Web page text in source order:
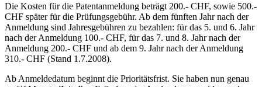
Die Kosten für die Patentanmeldung beträgt 200.- CHF, sowie 500.-
CHF später für die Prüfungsgebühr. Ab dem fünften Jahr nach der
Anmeldung sind Jahresgebühren zu bezahlen: für das 5. und 6. Jahr
nach der Anmeldung 100.- CHF, für das 7. und 8. Jahr nach der
Anmeldung 200.- CHF und ab dem 9. Jahr nach der Anmeldung
310.- CHF (Stand 1.7.2008).
Ab Anmeldedatum beginnt die Prioritätsfrist. Sie haben nun genau